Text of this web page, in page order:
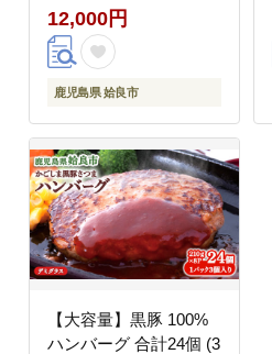
12,000円
鹿児島県 姶良市
【大容量】黒豚 100%
ハンバーグ 合計24個 (3